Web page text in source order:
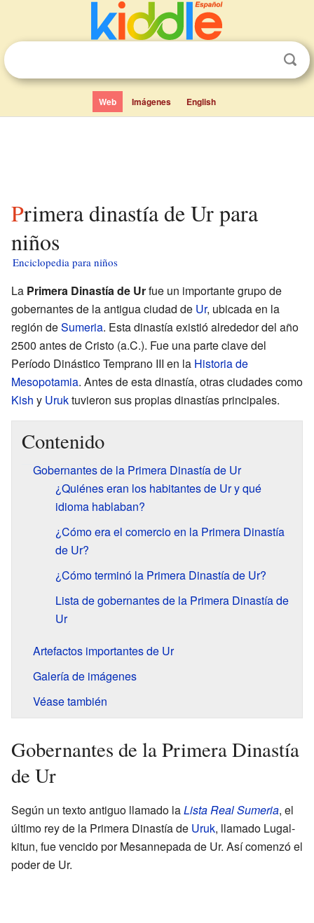
Web Imágenes English
Primera dinastía de Ur para
niños
Enciclopedia para niños
La Primera Dinastía de Urfue un importante grupo de
gobernantes de la antigua ciudad de Ur, ubicada en la
región deSumeria. Esta dinastía existió alrededor del año
2500 antes de Cristo (a.C.). Fue una parte clave del
Período Dinástico Temprano III en la Historia de
Mesopotamia. Antes de esta dinastía, otras ciudades como
Kish y Uruktuvieron sus propias dinastías principales.
Contenido
Gobernantes de la Primera Dinastía de Ur
¿Quiénes eran los habitantes de Ur y qué
idioma hablaban?
¿Cómo era el comercio en la Primera Dinastía
de Ur?
¿Cómo terminó la Primera Dinastía de Ur?
Lista de gobernantes de la Primera Dinastía de
Ur
Artefactos importantes de Ur
Galería de imágenes
Véase también
Gobernantes de la Primera Dinastía
de Ur
Según un texto antiguo llamado laLista Real Sumeria, el
último rey de la Primera Dinastía de Uruk, llamado Lugal-
kitun, fue vencido por Mesannepada de Ur. Así comenzó el
poder de Ur.